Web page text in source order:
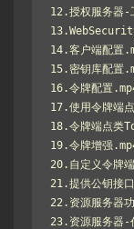
12.授权服务器-
14.客户端配置
15.密钥库配置
16.令牌配置
17.使用令牌端
18.令牌端点类
19.令牌增强
20.自定义令牌
21.提供公钥接
22.资源服务器
23.资源服务器-